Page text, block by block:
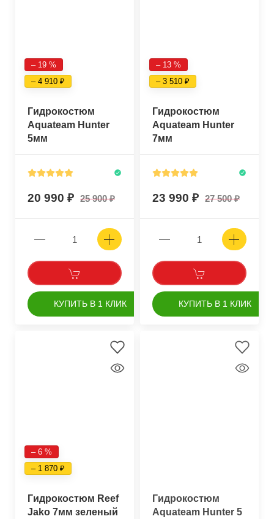
– 19 %
– 4 910
Гидрокостюм
Aquateam Hunter
5мм
20 990 25 900
КУПИТЬ В 1 КЛИК
– 13 %
– 3 510
Гидрокостюм
Aquateam Hunter
7мм
23 990 27 500
КУПИТЬ В 1 КЛИК
– 6 %
– 1 870
Гидрокостюм Reef
Jako 7мм зеленый
Гидрокостюм
Aquateam Hunter 5